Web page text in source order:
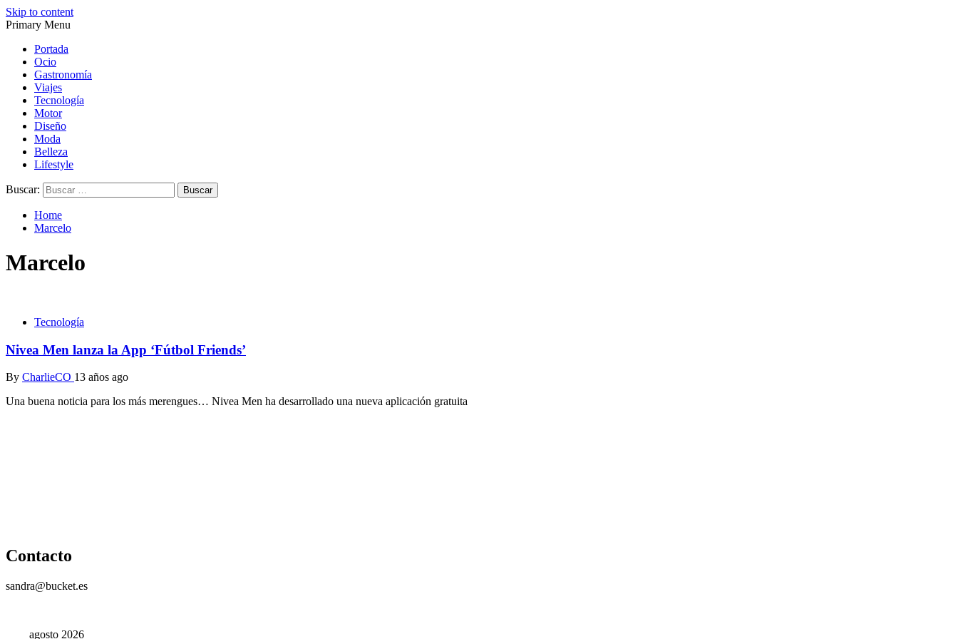
Skip to content
Primary Menu
Portada
Ocio
Gastronomía
Viajes
Tecnología
Motor
Diseño
Moda
Belleza
Lifestyle
Buscar:
Home
Marcelo
Marcelo
Tecnología
Nivea Men lanza la App ‘Fútbol Friends’
By CharlieCO 13 años ago
Una buena noticia para los más merengues… Nivea Men ha desarrollado una nueva aplicación gratuita
Contacto
sandra@bucket.es
agosto 2026